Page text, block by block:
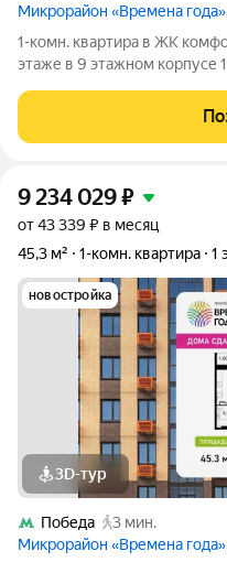
Микрорайон «Времена года»
1-комн. квартира в ЖК
этаже в 9 этажном корпусе
современный жилой
расположенный в тихом и
9 234 029₽
от 43 339 ₽ в месяц
45,3 м²
1-комн. квартира 1
новостройка
3D-тур
Победа
3 мин.
Микрорайон «Времена года»